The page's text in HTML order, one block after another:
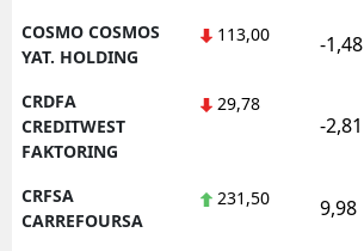
COSMO COSMOS
YAT. HOLDING
113,00 -1,48
CRDFA
CREDITWEST
FAKTORING
29,78
-2,81
CRFSA
CARREFOURSA
231,50 9,98